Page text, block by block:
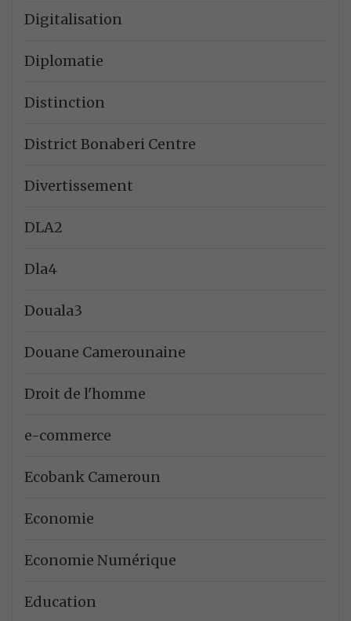
Digitalisation
Diplomatie
Distinction
District Bonaberi Centre
Divertissement
DLA2
Dla4
Douala3
Douane Camerounaine
Droit de l'homme
e-commerce
Ecobank Cameroun
Economie
Economie Numérique
Education